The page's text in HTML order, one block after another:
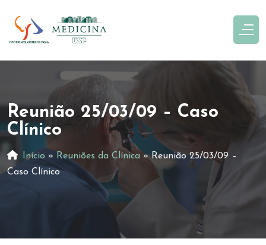
Reunião 25/03/09 – Caso
Clínico
Início » Reuniões da Clínica »Reunião 25/03/09 –
Caso Clínico